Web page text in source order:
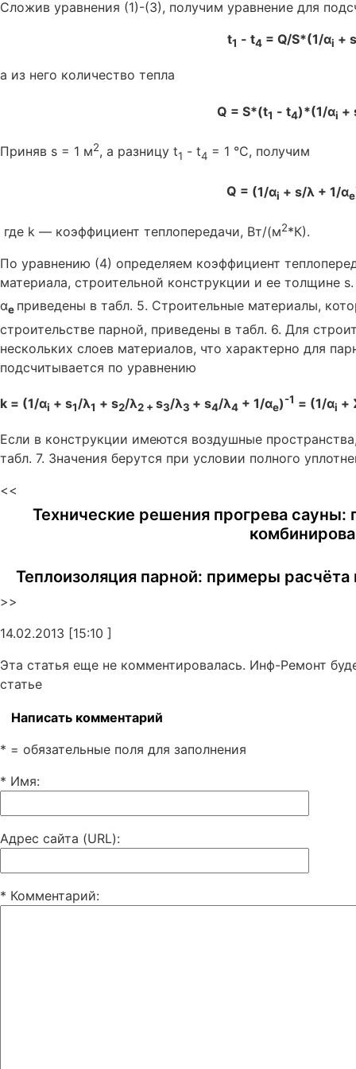
Сложив уравнения (1)-(3), получим уравнение для
t1 - t4 = Q/S*(1/αi +
а из него количество тепла
Q = S*(t1 - t4)*(1/αi +
Приняв s = 1 м2, а разницу t1 - t4 = 1 °С, получим
Q = (1/αi + s/λ + 1/αe
где k — коэффициент теплопередачи, Вт/(м2*К).
По уравнению (4) определяем коэффициент
материала, строительной конструкции и ее толщине
αe приведены в табл. 5. Строительные материалы,
строительстве парной, приведены в табл. 6. Для
нескольких слоев материалов, что характерно для
подсчитывается по уравнению
k = (1/αi + s1/λ1 + s2/λ2 + s3/λ3 + s4/λ4 + 1/αe)-1 = (1/αi +
Если в конструкции имеются воздушные
табл. 7. Значения берутся при условии полного
<<
Технические решения прогрева
Теплоизоляция парной: примеры
>>
14.02.2013 [15:10 ]
Эта статья еще не комментировалась. Инф-Ремонт
статье
Написать комментарий
* = обязательные поля для заполнения
* Имя:
Адрес сайта (URL):
* Комментарий: